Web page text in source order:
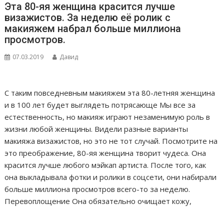
Эта 80-яя женщина красится лучше
визажистов. За неделю её ролик с
макияжем набрал больше миллиона
просмотров.
07.03.2019 Давид
С таким повседневным макияжем эта 80-летняя женщина
и в 100 лет будет выглядеть потрясающе Мы все за
естественность, но макияж играют незаменимую роль в
жизни любой женщины. Видели разные варианты
макияжа визажистов, но это не тот случай. Посмотрите на
это преображение, 80-яя женщина творит чудеса. Она
красится лучше любого мэйкап артиста. После того, как
она выкладывала фотки и ролики в соцсети, они набирали
больше миллиона просмотров всего-то за неделю.
Перевоплощение Она обязательно очищает кожу,